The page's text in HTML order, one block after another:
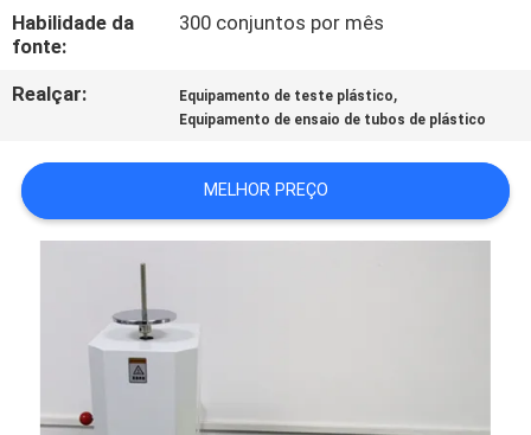
DO
SITE
PRIVACY
Habilidade da
fonte:
300 conjuntos por mês
Realçar: Equipamento de teste plástico,
Equipamento de ensaio de tubos de plástico
MELHOR PREÇO